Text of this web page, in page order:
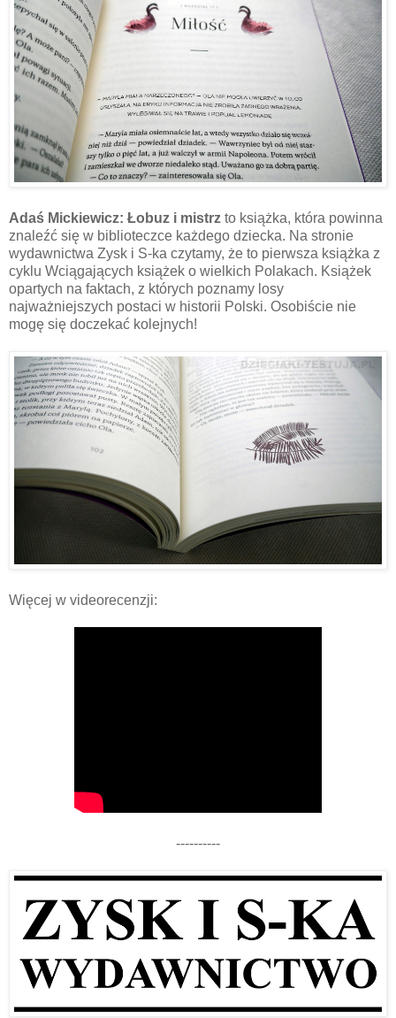
Adaś Mickiewicz: Łobuz i mistrz to książka, która powinna
znaleźć się w biblioteczce każdego dziecka. Na stronie
wydawnictwa Zysk i S-ka czytamy, że to pierwsza książka z
cyklu Wciągających książek o wielkich Polakach. Książek
opartych na faktach, z których poznamy losy
najważniejszych postaci w historii Polski. Osobiście nie
mogę się doczekać kolejnych!
Więcej w videorecenzji:
----------